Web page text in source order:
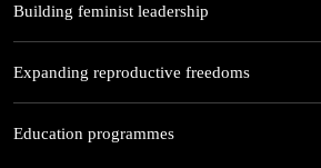
Building feminist leadership
Expanding reproductive freedoms
Education programmes